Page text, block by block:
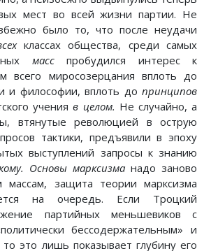
мест во всей жизни партии. Не
было то, что после неудачи
классах общества, среди самых
масспробудился интерес к
всего миросозерцания вплоть до
и философии, вплоть до принципов
учения в целом. Не случайно, а
втянутые революцией в острую
тактики, предъявили в эпоху
выступлений запросы к знанию
Основы марксизма надо заново
массам, защита теории марксизма
на очередь. Если Троцкий
партийных меньшевиков с
бессодержательным» и
это лишь показывает глубину его